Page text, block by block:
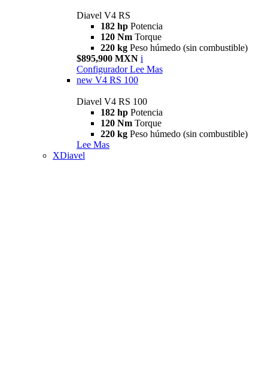
Diavel V4 RS
182 hp Potencia
120 Nm Torque
220 kg Peso húmedo (sin combustible)
$895,900 MXN i
Configurador Lee Mas
new V4 RS 100
Diavel V4 RS 100
182 hp Potencia
120 Nm Torque
220 kg Peso húmedo (sin combustible)
Lee Mas
XDiavel